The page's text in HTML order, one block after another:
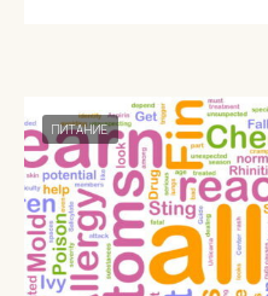
ПИТАНИЕ